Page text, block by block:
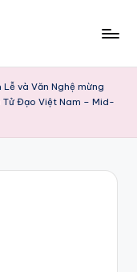
Lễ và Văn Nghệ mừng
Tử Đạo Việt Nam – Mid-